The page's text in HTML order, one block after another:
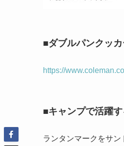
■ダブルパンクッ
https://
■キャンプで活躍
ランタンマークをサ